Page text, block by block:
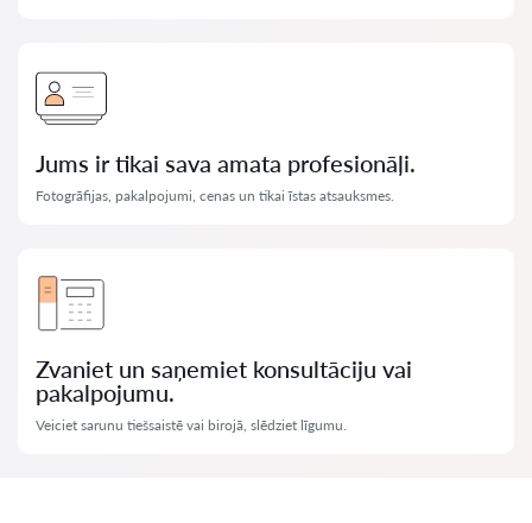
Jums ir tikai sava amata profesionāļi.
Fotogrāfijas, pakalpojumi, cenas un tikai īstas atsauksmes.
Zvaniet un saņemiet konsultāciju vai
pakalpojumu.
Veiciet sarunu tiešsaistē vai birojā, slēdziet līgumu.